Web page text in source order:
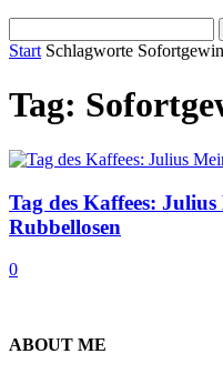
Start Schlagworte
Tag:
Tag des Kaffees:
Rubbellosen
0
ABOUT ME